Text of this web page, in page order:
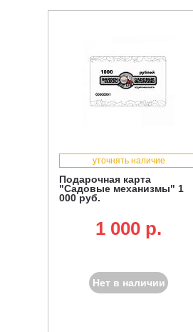
уточнять наличие
Подарочная карта
"Садовые механизмы" 1
000 руб.
1 000 p.
Нет в наличии